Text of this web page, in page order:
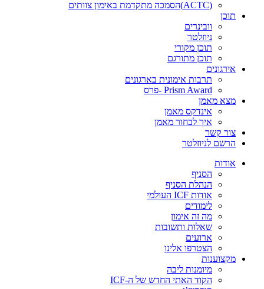
(ACTC)הסמכה מתקדמת באימון צוותים
תוכן
וובינרים
ניוזלטר
תוכן מקורי
תוכן מתורגם
אירגונים
תרבות אימונית בארגונים
Prism Award -פרס
מצא מאמן
אינדקס מאמן
איך לבחור מאמן
צור קשר
הרשם לניוזלטר
אודות
הסניף
הנהלת הסניף
אודות ICF העולמי
לימודים
מה זה אימון
שאלות ותשובות
ארועים
הצטרפו אלינו
מקצוענות
מיומנות ליבה
הקוד האתי החדש של ה-ICF